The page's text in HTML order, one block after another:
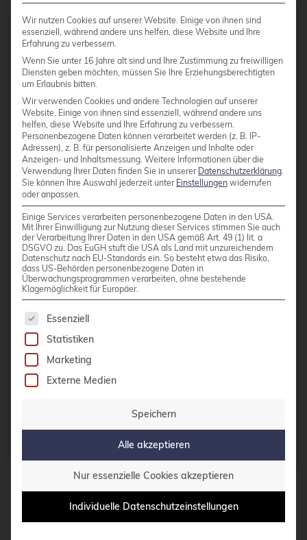
BSP
Bug Squashing Party
Buildah
bullseye
busan
buster
cadence
Call for papers
Cassandra
CentOS
Ceph
CERN
certmonger
CGI
CI/CD-Integration
ClamAV
Cloud-Optimierung
CloudNative
19 APRIL 2024
Integration des Proxmox
Backup Servers in
Proxmox-Cluster
Integration des Proxmox Backup
Servers in Proxmox-Cluster Proxmox
Backup Server In der heutigen
digitalen Landschaft, in der Daten die
zentrale Rolle spielen, ist die
Gewährleistung ihrer Sicherheit und
Integrität für Unternehmen jeder
Größe von größter Bedeutung. Hier
kommt der Proxmox Backup Server
ins Spiel, eine robuste Lösung, die mit
ihren beispiellosen Funktionen und
Weiterlesen
Beiträge vonFlorian Paul Azim
Wir nutzen Cookies auf unserer Website. Einige von ihnen sind
essenziell, während andere uns helfen, diese Website und Ihre
Erfahrung zu verbessern.
Wenn Sie unter 16 Jahre alt sind und Ihre Zustimmung zu freiwilligen
Diensten geben möchten, müssen Sie Ihre Erziehungsberechtigten
um Erlaubnis bitten.
Wir verwenden Cookies und andere Technologien auf unserer
Website. Einige von ihnen sind essenziell, während andere uns
helfen, diese Website und Ihre Erfahrung zu verbessern.
Personenbezogene Daten können verarbeitet werden (z. B. IP-
Adressen), z. B. für personalisierte Anzeigen und Inhalte oder
Anzeigen- und Inhaltsmessung. Weitere Informationen über die
Verwendung Ihrer Daten finden Sie in unserer Datenschutzerklärung.
Sie können Ihre Auswahl jederzeit unter Einstellungen widerrufen
oder anpassen.
Einige Services verarbeiten personenbezogene Daten in den USA.
Mit Ihrer Einwilligung zur Nutzung dieser Services stimmen Sie auch
der Verarbeitung Ihrer Daten in den USA gemäß Art. 49 (1) lit. a
DSGVO zu. Das EuGH stuft die USA als Land mit unzureichendem
Datenschutz nach EU-Standards ein. So besteht etwa das Risiko,
dass US-Behörden personenbezogene Daten in
Überwachungsprogrammen verarbeiten, ohne bestehende
Klagemöglichkeit für Europäer.
Es folgt eine Liste der Service-Gruppen, für die
Essenziell
Statistiken
Marketing
Externe Medien
Speichern
Alle akzeptieren
Nur essenzielle Cookies akzeptieren
Individuelle Datenschutzeinstellungen